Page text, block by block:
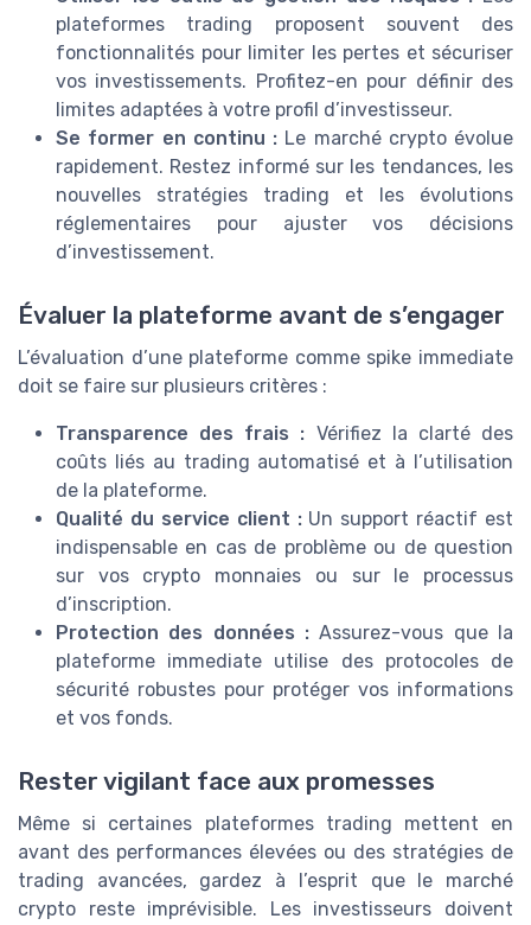
plateformes trading proposent souvent des
fonctionnalités pour limiter les pertes et sécuriser
vos investissements. Profitez-en pour définir des
limites adaptées à votre profil d’investisseur.
Se former en continu : Le marché crypto évolue
rapidement. Restez informé sur les tendances, les
nouvelles stratégies trading et les évolutions
réglementaires pour ajuster vos décisions
d’investissement.
Évaluer la plateforme avant de s’engager
L’évaluation d’une plateforme comme spike immediate
doit se faire sur plusieurs critères :
Transparence des frais : Vérifiez la clarté des
coûts liés au trading automatisé et à l’utilisation
de la plateforme.
Qualité du service client :Un support réactif est
indispensable en cas de problème ou de question
sur vos crypto monnaies ou sur le processus
d’inscription.
Protection des données : Assurez-vous que la
plateforme immediate utilise des protocoles de
sécurité robustes pour protéger vos informations
et vos fonds.
Rester vigilant face aux promesses
Même si certaines plateformes trading mettent en
avant des performances élevées ou des stratégies de
trading avancées, gardez à l’esprit que le marché
crypto reste imprévisible. Les investisseurs doivent